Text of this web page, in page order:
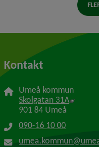
Kontakt
Umeå kommun
Skolgatan 31A Länk
901 84 Umeå
090-16 10 00